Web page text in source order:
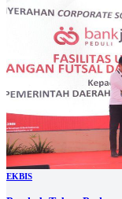
EKBIS